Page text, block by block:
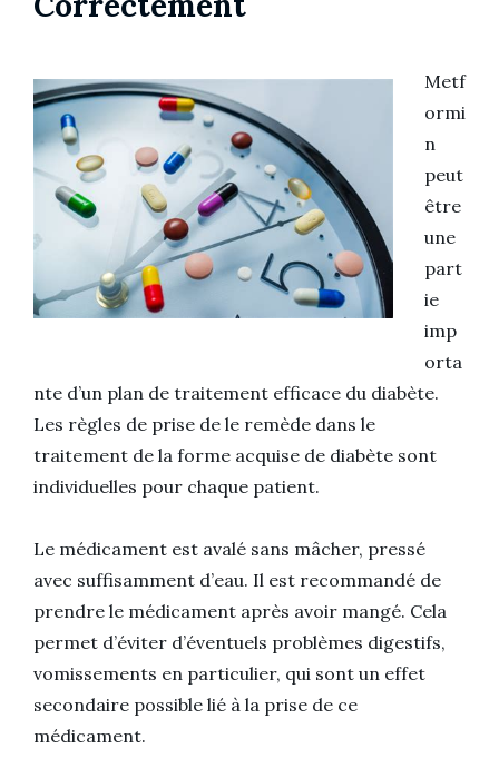
Metf
ormi
n
peut
être
une
part
ie
imp
orta
nte d’un plan de traitement efficace du diabète.
Les règles de prise de le remède dans le
traitement de la forme acquise de diabète sont
individuelles pour chaque patient.
Le médicament est avalé sans mâcher, pressé
avec suffisamment d’eau. Il est recommandé de
prendre le médicament après avoir mangé. Cela
permet d’éviter d’éventuels problèmes digestifs,
vomissements en particulier, qui sont un effet
secondaire possible lié à la prise de ce
médicament.